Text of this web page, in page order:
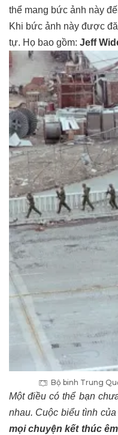
thể mang bức ảnh này
Khi bức ảnh này được
tự. Họ bao gồm: Jeff
Bộ binh Trung
Một điều có thể bạn
nhau. Cuộc biểu tình
mọi chuyện kết thúc